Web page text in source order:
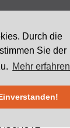
Durch die
Sie der
Mehr erfahren